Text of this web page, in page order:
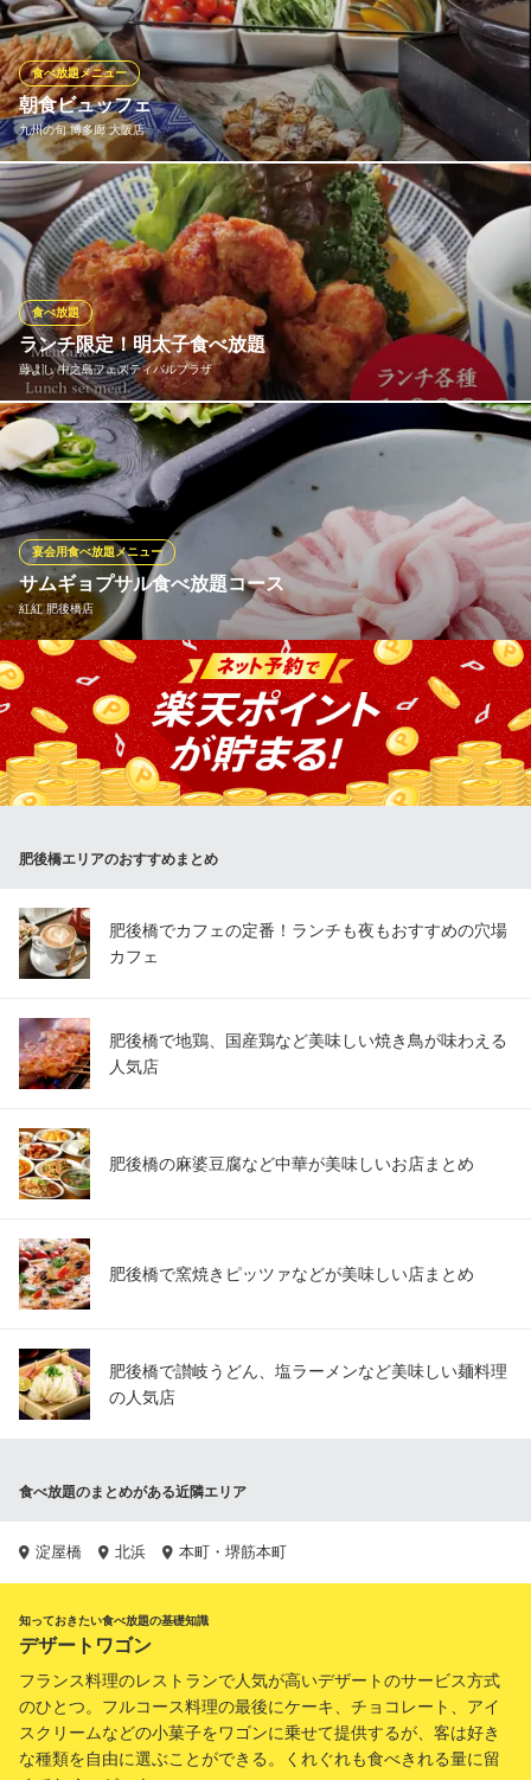
メニューをお楽しみください。
アトモス・イタリアンダイニング コンラッド大阪
コンラッド大阪食べ放題
京阪中之島線渡辺橋駅 徒歩2分
大阪府大阪市北区中之島3-2-4 コンラッド大阪40F
朝食ビュッフェ
九州の旬 博多廊 大阪店
食べ放題メニュー
厳選された九州の旬をたっぷりとご満喫いただけるビュッフェで
す。
九州の旬 博多廊 大阪店
居酒屋 海鮮 モツ鍋
京阪中之島線渡辺橋駅 徒歩4分
大阪府大阪市北区中之島3-4-15 三井ガーデン大阪プレミア2階
ランチ限定！明太子食べ放題
藤よし 中之島フェスティバルプラザ
食べ放題
ランチタイムはお得な定食に「明太子食べ放題」が付きます！メ
インのおかずはもちろん、ふっくら炊き上げたお米と明太子の相
性は抜群。白米が何杯でも進んでしまう美味しさです。具沢山の
お味噌汁と一緒に、お腹も心も大満足のランチタイムをお過ごし
ください。
藤よし 中之島フェスティバルプラザ
焼鳥、釜飯が自慢
大阪メトロ四つ橋線肥後橋駅 徒歩1分
大阪府大阪市北区中之島3-2-4 中之島フェスティバルタワー・ウエストB1
サムギョプサル食べ放題コース
紅紅 肥後橋店
宴会用食べ放題メニュー
韓国のヘルシー焼肉、三元豚厚さ6mmの定番＆厚さ20mm超厚切
りサムギョプサルが食べ放題のコース。さらに包み野菜やチヂ
ミ・スンドゥブ・ライスも食べ放題♪ サムギョプサル食べ飲み放
題込4500円。１品料理含む21種類サムギョプサル食べ放題コース
もあります！！飲み放題付5000円！
※こちらは夜のみのこだわりです。
紅紅 肥後橋店
大阪メトロ四つ橋線肥後橋駅 徒歩5分
大阪府大阪市西区江戸堀1-19-3 江戸堀ビル1F
肥後橋エリアのおすすめまとめ
肥後橋でカフェの定番！ランチも夜もおすすめの穴場
カフェ
肥後橋で地鶏、国産鶏など美味しい焼き鳥が味わえる
人気店
肥後橋の麻婆豆腐など中華が美味しいお店まとめ
肥後橋で窯焼きピッツァなどが美味しい店まとめ
肥後橋で讃岐うどん、塩ラーメンなど美味しい麺料理
の人気店
食べ放題のまとめがある近隣エリア
淀屋橋 北浜 本町・堺筋本町
知っておきたい食べ放題の基礎知識
デザートワゴン
フランス料理のレストランで人気が高いデザートのサービス方式
のひとつ。フルコース料理の最後にケーキ、チョコレート、アイ
スクリームなどの小菓子をワゴンに乗せて提供するが、客は好き
な種類を自由に選ぶことができる。くれぐれも食べきれる量に留